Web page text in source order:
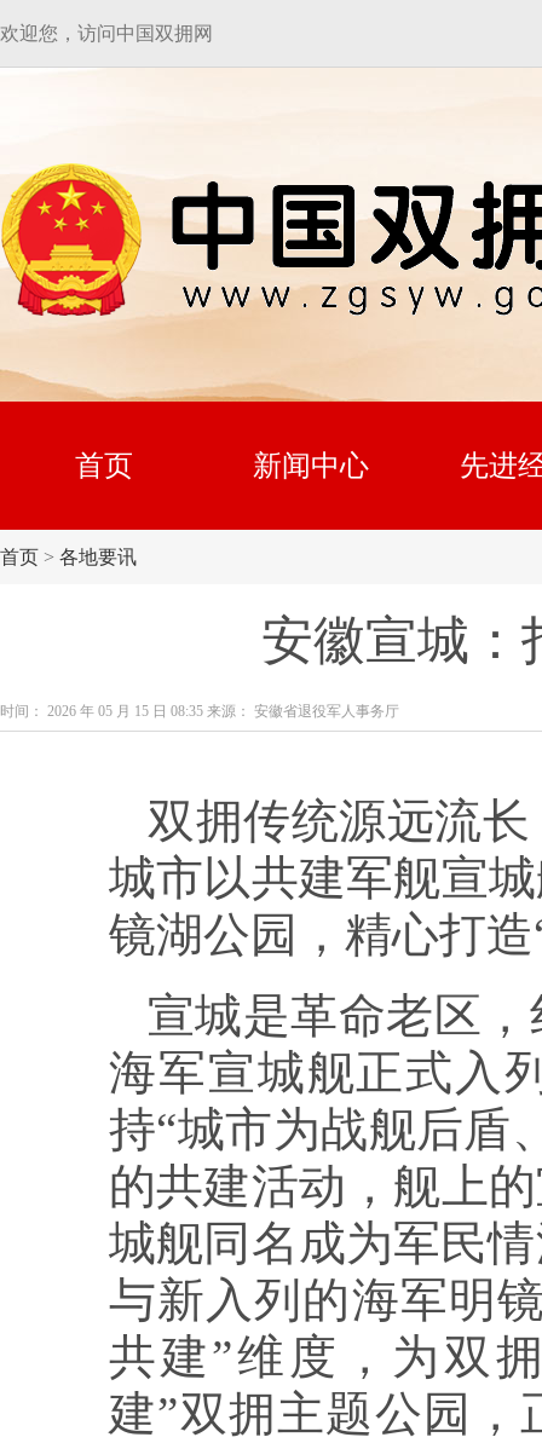
欢迎您，访问中国双拥网
首页 新闻中心 先进
首页 > 各地要讯
安徽宣城：
时间： 2026 年 05 月 15 日 08:35 来源： 安徽省退役军人事务厅
双拥传统源远流
城市以共建军舰宣
镜湖公园，精心打
宣城是革命老区
海军宣城舰正式入
持“城市为战舰后盾
的共建活动，舰上
城舰同名成为军民
与新入列的海军明
共建”维度，为双
建”双拥主题公园，